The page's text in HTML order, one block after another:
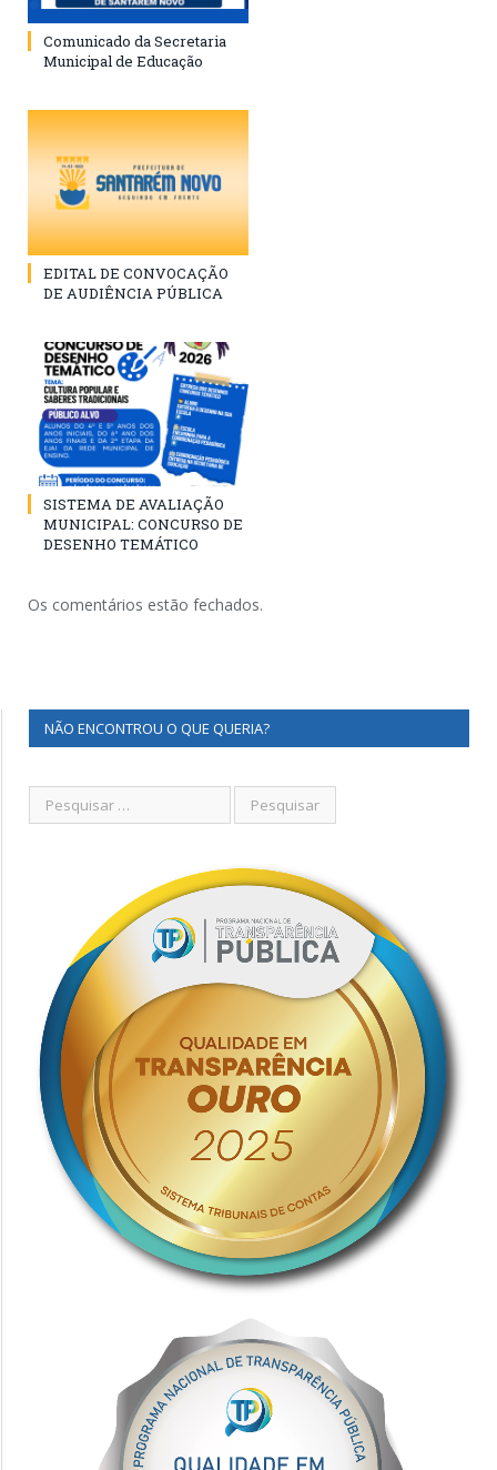
Comunicado da Secretaria
Municipal de Educação
EDITAL DE CONVOCAÇÃO
DE AUDIÊNCIA PÚBLICA
SISTEMA DE AVALIAÇÃO
MUNICIPAL: CONCURSO DE
DESENHO TEMÁTICO
Os comentários estão fechados.
NÃO ENCONTROU O QUE QUERIA?